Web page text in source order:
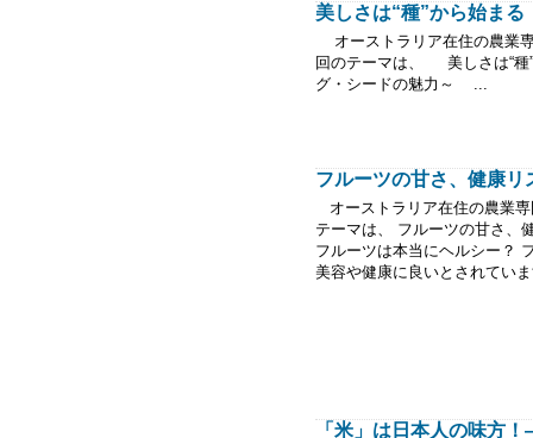
美しさは“種”から始まる
オーストラリア在住の農業
回のテーマは、 美しさは“種
グ・シードの魅力～ ...
フルーツの甘さ、健康リ
オーストラリア在住の農業
テーマは、 フルーツの甘さ
フルーツは本当にヘルシー？
美容や健康に良いとされてい
「米」は日本人の味方